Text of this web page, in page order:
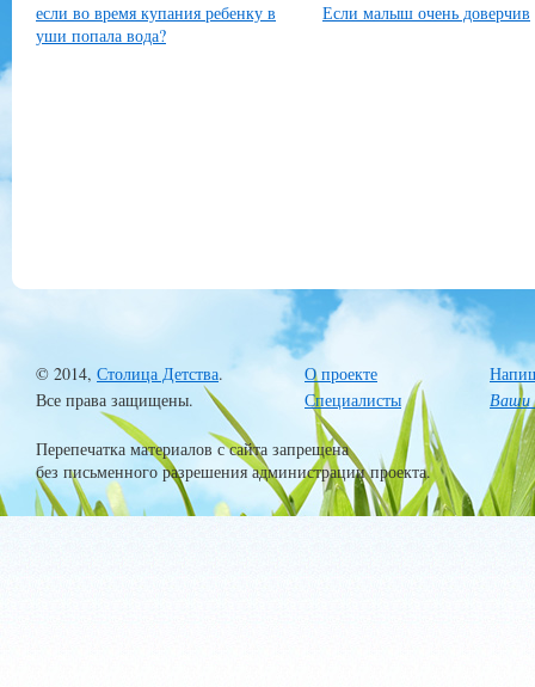
если во время купания ребенку в
уши попала вода?
Если малыш очень доверчив
© 2014, Столица Детства.
Все права защищены.
О проекте
Специалисты
Ваши
Перепечатка материалов с сайта запрещена
без письменного разрешения администрации проекта.